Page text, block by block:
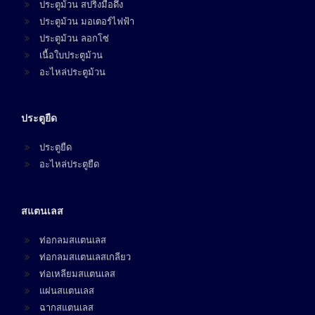
ประตูม้วน สปริงมือดึง
ประตูม้วน มอเตอร์ไฟฟ้า
ประตูม้วน ลอกโซ่
เนื้อใบประตูม้วน
อะไหล่ประตูม้วน
ประตูยืด
ประตูยืด
อะไหล่ประตูยืด
สแตนเลส
ท่อกลมสแตนเลส
ท่อกลมสแตนเลสเกลียว
ท่อเหลียมสแตนเลส
แผ่นสแตนเลส
ฉากสแตนเลส